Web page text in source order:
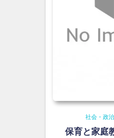
社会・政
保育と家庭